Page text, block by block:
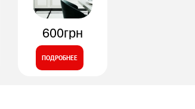
600грн
ПОДРОБНЕЕ